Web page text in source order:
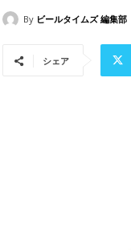
By ビールタイムズ 編集部
シェア